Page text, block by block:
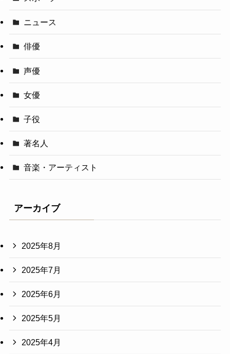
ニュース
俳優
声優
女優
子役
著名人
音楽・アーティスト
アーカイブ
2025年8月
2025年7月
2025年6月
2025年5月
2025年4月